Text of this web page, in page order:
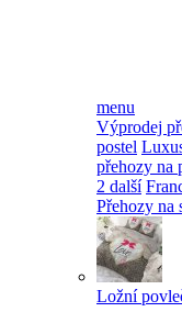
menu
Výprodej
postel
přehozy na
2 další
Přehozy na
Ložní